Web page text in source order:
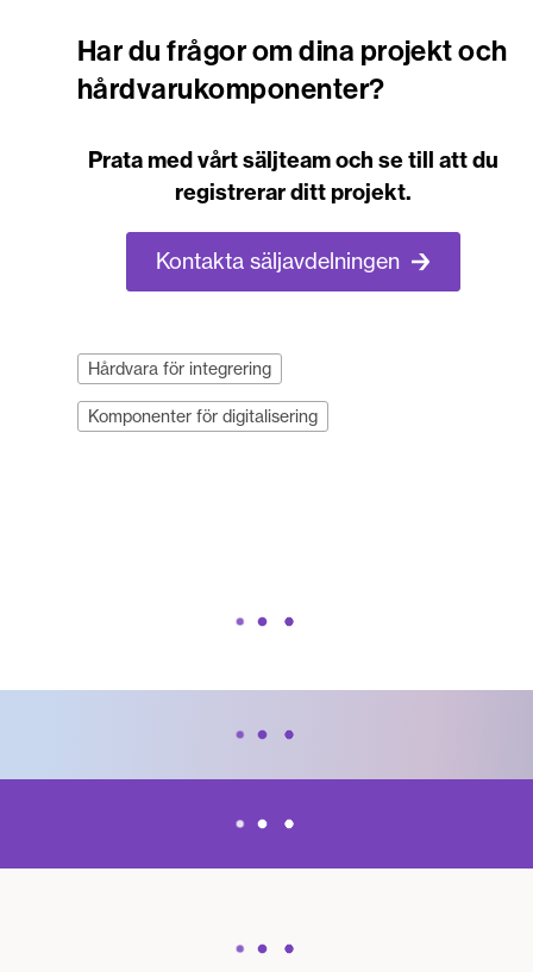
Har du frågor om dina projekt och
hårdvarukomponenter?
Prata med vårt säljteam och se till att du
registrerar ditt projekt.
Kontakta säljavdelningen
Hårdvara för integrering
Komponenter för digitalisering